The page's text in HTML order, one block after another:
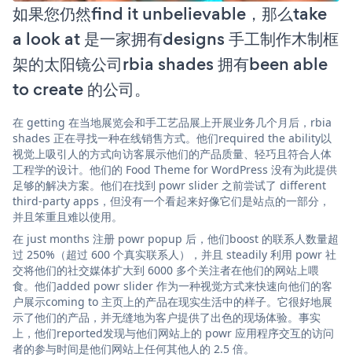
如果您仍然find it unbelievable，那么take
a look at 是一家拥有designs 手工制作木制框
架的太阳镜公司rbia shades 拥有been able
to create 的公司。
在 getting 在当地展览会和手工艺品展上开展业务几个月后，rbia
shades 正在寻找一种在线销售方式。他们required the ability以
视觉上吸引人的方式向访客展示他们的产品质量、轻巧且符合人体
工程学的设计。他们的 Food Theme for WordPress 没有为此提供
足够的解决方案。他们在找到 powr slider 之前尝试了 different
third-party apps，但没有一个看起来好像它们是站点的一部分，
并且笨重且难以使用。
在 just months 注册 powr popup 后，他们boost 的联系人数量超
过 250%（超过 600 个真实联系人），并且 steadily 利用 powr 社
交将他们的社交媒体扩大到 6000 多个关注者在他们的网站上喂
食。他们added powr slider 作为一种视觉方式来快速向他们的客
户展示coming to 主页上的产品在现实生活中的样子。它很好地展
示了他们的产品，并无缝地为客户提供了出色的现场体验。事实
上，他们reported发现与他们网站上的 powr 应用程序交互的访问
者的参与时间是他们网站上任何其他人的 2.5 倍。